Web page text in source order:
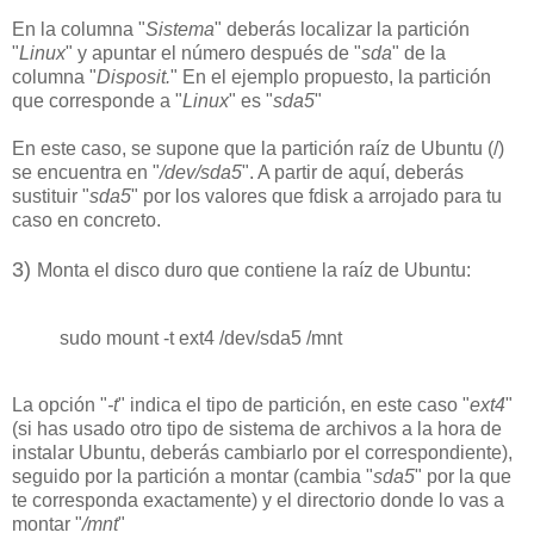
En la columna "Sistema" deberás localizar la partición
"Linux" y apuntar el número después de "sda" de la
columna "Disposit." En el ejemplo propuesto, la partición
que corresponde a "Linux" es "sda5"
En este caso, se supone que la partición raíz de Ubuntu (/)
se encuentra en "/dev/sda5". A partir de aquí, deberás
sustituir "sda5" por los valores que fdisk a arrojado para tu
caso en concreto.
3) Monta el disco duro que contiene la raíz de Ubuntu:
sudo mount -t ext4 /dev/sda5 /mnt
La opción "-t" indica el tipo de partición, en este caso "ext4"
(si has usado otro tipo de sistema de archivos a la hora de
instalar Ubuntu, deberás cambiarlo por el correspondiente),
seguido por la partición a montar (cambia "sda5" por la que
te corresponda exactamente) y el directorio donde lo vas a
montar "/mnt"